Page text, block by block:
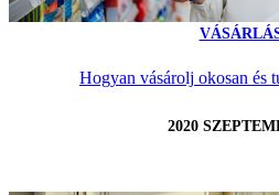
Hogyan vásárolj okosan és
2020